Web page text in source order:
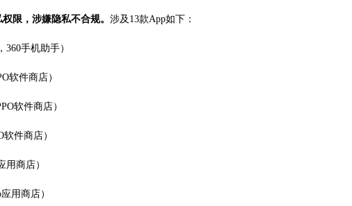
限，涉嫌隐私不合规。 涉及13款App如下：
360手机助手）
软件商店）
软件商店）
件商店）
用商店）
用商店）